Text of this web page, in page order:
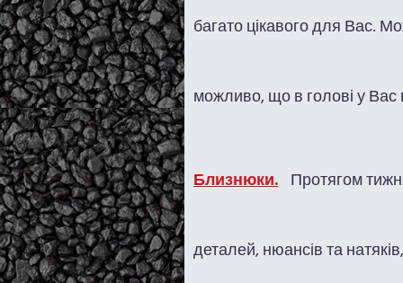
багато цікавого для Вас.
можливо, що в голові у Вас
Близнюки. Протягом
деталей, нюансів та